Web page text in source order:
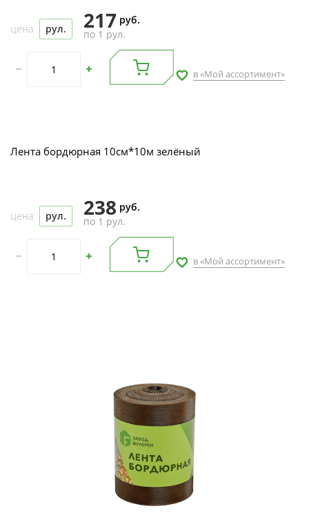
цена рул. 217 руб.
по 1 рул.
в «Мой ассортимент»
Лента бордюрная 10см*10м зелёный
цена рул. 238 руб.
по 1 рул.
в «Мой ассортимент»